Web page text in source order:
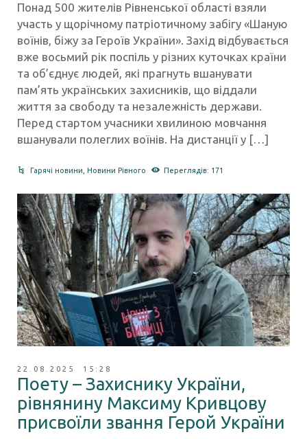
Понад 500 жителів Рівненської області взяли
участь у щорічному патріотичному забігу «Шаную
воїнів, біжу за Героїв України». Захід відбувається
вже восьмий рік поспіль у різних куточках країни
та об’єднує людей, які прагнуть вшанувати
пам’ять українських захисників, що віддали
життя за свободу та незалежність держави.
Перед стартом учасники хвилиною мовчання
вшанували полеглих воїнів. На дистанції у […]
Гарячі новини ,Новини Рівного Переглядів: 171
22.08.2025 15:28
Поету – Захиснику України,
рівнянину Максиму Кривцову
присвоїли звання Герой України